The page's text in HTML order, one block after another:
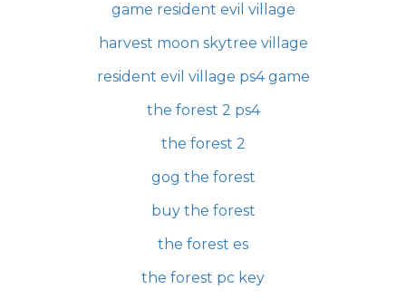
game resident evil village
harvest moon skytree village
resident evil village ps4 game
the forest 2 ps4
the forest 2
gog the forest
buy the forest
the forest es
the forest pc key